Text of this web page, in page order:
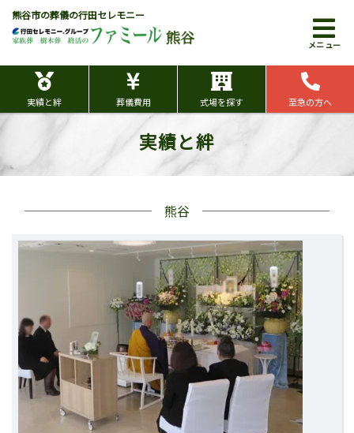
熊谷市の葬儀の行田セレモニー
熊谷 メニュー
実績と絆 葬儀費用 式場を探す 至急の方へ
実績と絆
熊谷